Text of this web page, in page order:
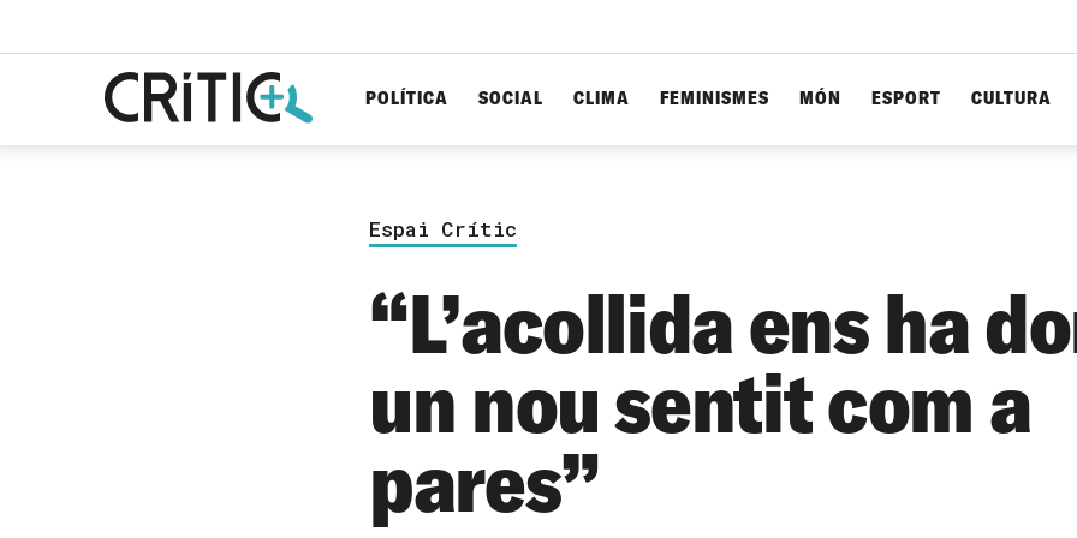
POLÍTICA SOCIAL CLIMA FEMINISMES MÓN ESPORT CULTURA
Espai Crític
“L’acollida ens ha
un nou sentit com a
pares”